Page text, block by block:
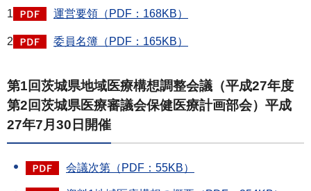
1 運営要領（PDF：168KB）
2 委員名簿（PDF：165KB）
第1回茨城県地域医療構想調整会議（平成27年度
第2回茨城県医療審議会保健医療計画部会）平成
27年7月30日開催
会議次第（PDF：55KB）